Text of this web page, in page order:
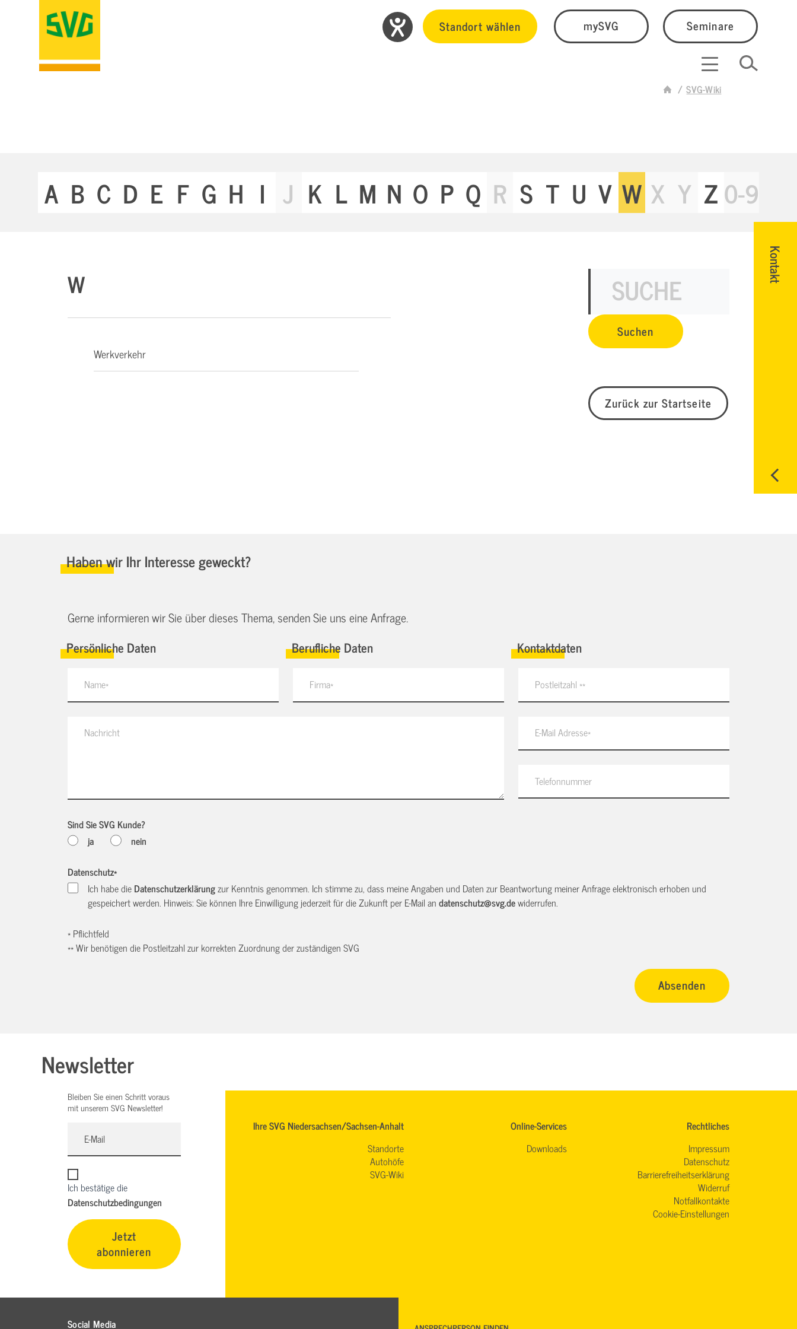
Standort wählen mySVG Seminare
SVG-Wiki
Kontakt
A B C D E F G H I J K L M N O P Q R S T U V W X Y Z0-9
W
Werkverkehr
Zurück zur Startseite
Haben wir Ihr Interesse geweckt?
Gerne informieren wir Sie über dieses Thema, senden Sie uns eine Anfrage.
Persönliche Daten Berufliche Daten Kontaktdaten
Sind Sie SVG Kunde?
ja
nein
Datenschutz*
Ich habe dieDatenschutzerklärungzur Kenntnis genommen. Ich stimme zu, dass meine Angaben und Daten zur Beantwortung meiner Anfrage elektronisch erhoben und
gespeichert werden. Hinweis: Sie können Ihre Einwilligung jederzeit für die Zukunft per E-Mail andatenschutz@svg.dewiderrufen.
* Pflichtfeld
** Wir benötigen die Postleitzahl zur korrekten Zuordnung der zuständigen SVG
Newsletter
Bleiben Sie einen Schritt voraus
mit unserem SVG Newsletter!
Ich bestätige die
Datenschutzbedingungen
Jetzt
abonnieren
Ihre SVG Niedersachsen/Sachsen-Anhalt
Standorte
Autohöfe
SVG-Wiki
Online-Services
Downloads
Rechtliches
Impressum
Datenschutz
Barrierefreiheitserklärung
Widerruf
Notfallkontakte
Cookie-Einstellungen
Social Media